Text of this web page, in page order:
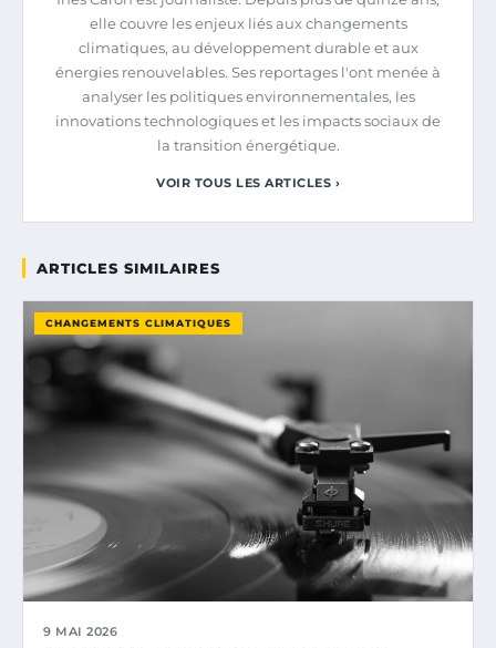
elle couvre les enjeux liés aux changements
climatiques, au développement durable et aux
énergies renouvelables. Ses reportages l'ont menée à
analyser les politiques environnementales, les
innovations technologiques et les impacts sociaux de
la transition énergétique.
VOIR TOUS LES ARTICLES ›
ARTICLES SIMILAIRES
CHANGEMENTS CLIMATIQUES
9 MAI 2026